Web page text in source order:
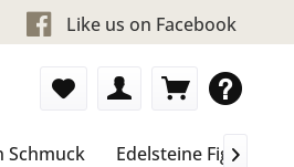
Like us on Facebook
Schmuck Edelsteine Figure &
